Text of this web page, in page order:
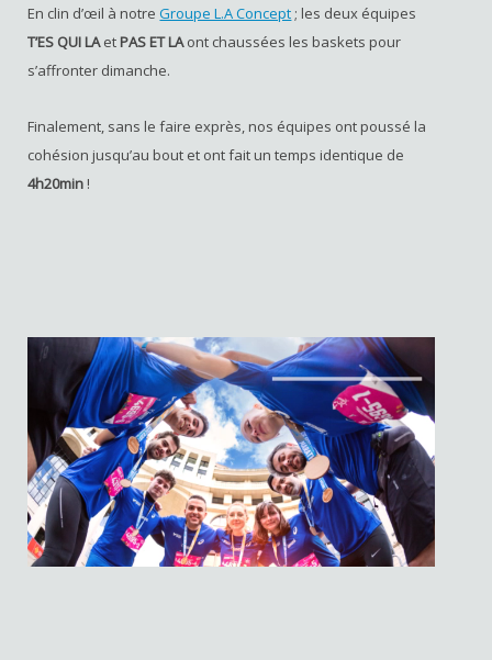
En clin d’œil à notreGroupe L.A Concept ; les deux équipes
T’ES QUI LAet PAS ET LAont chaussées les baskets pour
s’affronter dimanche.
Finalement, sans le faire exprès, nos équipes ont poussé la
cohésion jusqu’au bout et ont fait un temps identique de
4h20min !